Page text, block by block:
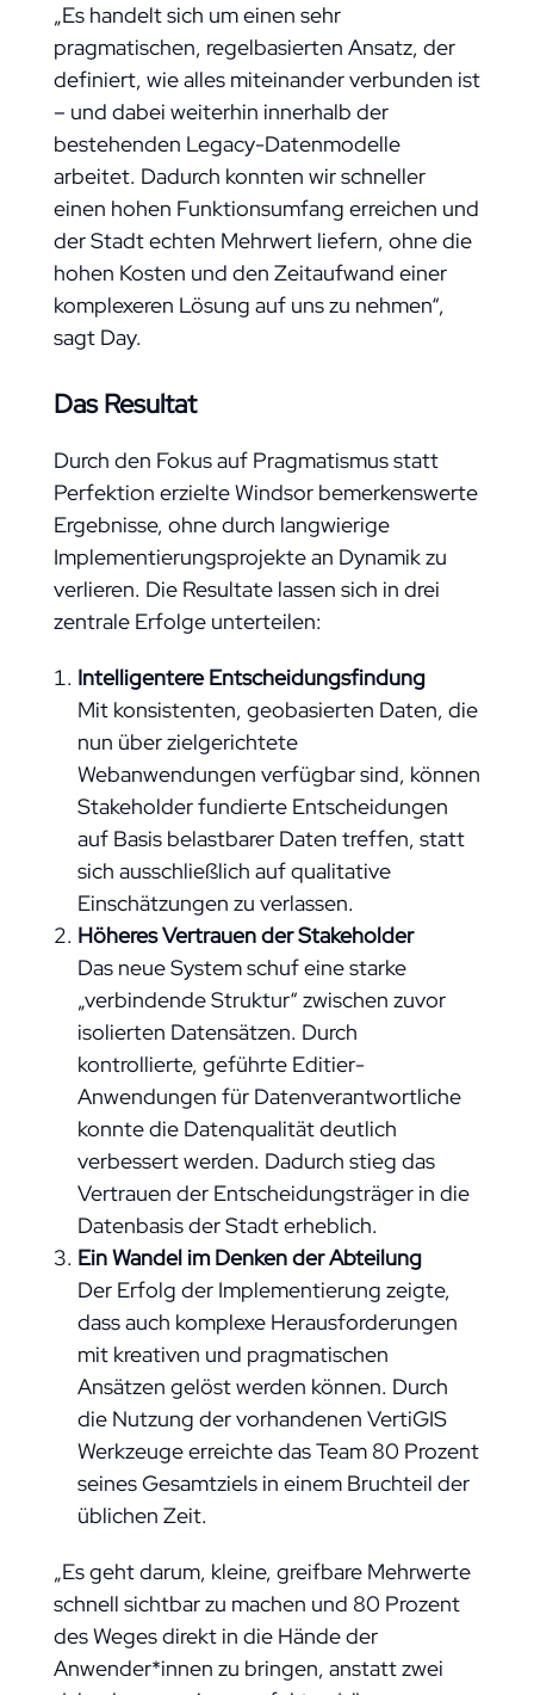
„Es handelt sich um einen sehr
pragmatischen, regelbasierten Ansatz, der
definiert, wie alles miteinander verbunden ist
– und dabei weiterhin innerhalb der
bestehenden Legacy-Datenmodelle
arbeitet. Dadurch konnten wir schneller
einen hohen Funktionsumfang erreichen und
der Stadt echten Mehrwert liefern, ohne die
hohen Kosten und den Zeitaufwand einer
komplexeren Lösung auf uns zu nehmen“,
sagt Day.
Das Resultat
Durch den Fokus auf Pragmatismus statt
Perfektion erzielte Windsor bemerkenswerte
Ergebnisse, ohne durch langwierige
Implementierungsprojekte an Dynamik zu
verlieren. Die Resultate lassen sich in drei
zentrale Erfolge unterteilen:
Intelligentere Entscheidungsfindung
Mit konsistenten, geobasierten Daten, die
nun über zielgerichtete
Webanwendungen verfügbar sind, können
Stakeholder fundierte Entscheidungen
auf Basis belastbarer Daten treffen, statt
sich ausschließlich auf qualitative
Einschätzungen zu verlassen.
Höheres Vertrauen der Stakeholder
Das neue System schuf eine starke
„verbindende Struktur“ zwischen zuvor
isolierten Datensätzen. Durch
kontrollierte, geführte Editier-
Anwendungen für Datenverantwortliche
konnte die Datenqualität deutlich
verbessert werden. Dadurch stieg das
Vertrauen der Entscheidungsträger in die
Datenbasis der Stadt erheblich.
Ein Wandel im Denken der Abteilung
Der Erfolg der Implementierung zeigte,
dass auch komplexe Herausforderungen
mit kreativen und pragmatischen
Ansätzen gelöst werden können. Durch
die Nutzung der vorhandenen VertiGIS
Werkzeuge erreichte das Team 80 Prozent
seines Gesamtziels in einem Bruchteil der
üblichen Zeit.
„Es geht darum, kleine, greifbare Mehrwerte
schnell sichtbar zu machen und 80 Prozent
des Weges direkt in die Hände der
Anwender*innen zu bringen, anstatt zwei